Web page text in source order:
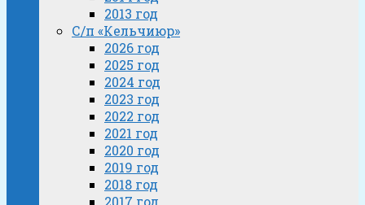
2013 год
С/п «Кельчиюр»
2026 год
2025 год
2024 год
2023 год
2022 год
2021 год
2020 год
2019 год
2018 год